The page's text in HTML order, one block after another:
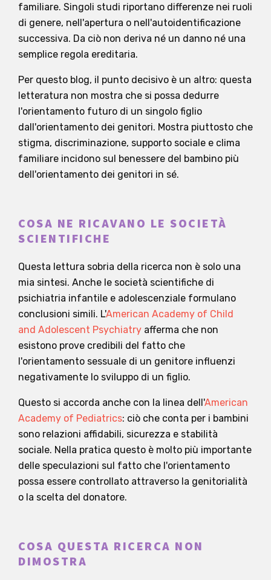
familiare. Singoli studi riportano differenze nei ruoli
di genere, nell'apertura o nell'autoidentificazione
successiva. Da ciò non deriva né un danno né una
semplice regola ereditaria.
Per questo blog, il punto decisivo è un altro: questa
letteratura non mostra che si possa dedurre
l'orientamento futuro di un singolo figlio
dall'orientamento dei genitori. Mostra piuttosto che
stigma, discriminazione, supporto sociale e clima
familiare incidono sul benessere del bambino più
dell'orientamento dei genitori in sé.
COSA NE RICAVANO LE SOCIETÀ
SCIENTIFICHE
Questa lettura sobria della ricerca non è solo una
mia sintesi. Anche le società scientifiche di
psichiatria infantile e adolescenziale formulano
conclusioni simili. L'American Academy of Child
and Adolescent Psychiatry afferma che non
esistono prove credibili del fatto che
l'orientamento sessuale di un genitore influenzi
negativamente lo sviluppo di un figlio.
Questo si accorda anche con la linea dell'American
Academy of Pediatrics: ciò che conta per i bambini
sono relazioni affidabili, sicurezza e stabilità
sociale. Nella pratica questo è molto più importante
delle speculazioni sul fatto che l'orientamento
possa essere controllato attraverso la genitorialità
o la scelta del donatore.
COSA QUESTA RICERCA NON
DIMOSTRA